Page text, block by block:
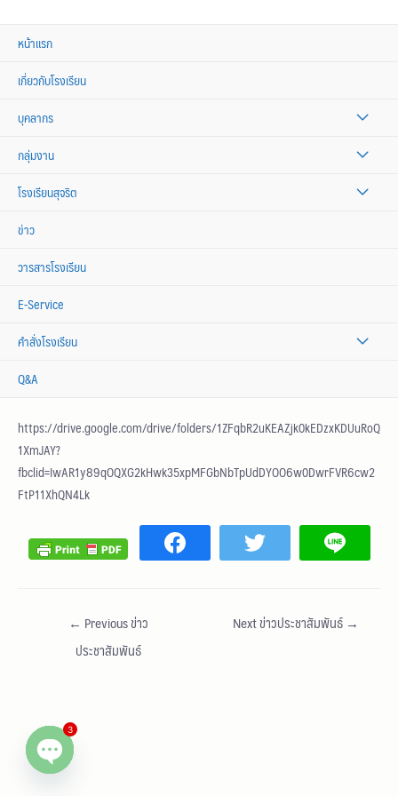
หน้าแรก
เกี่ยวกับโรงเรียน
บุคลากร
กลุ่มงาน
โรงเรียนสุจริต
ข่าว
วารสารโรงเรียน
E-Service
คำสั่งโรงเรียน
Q&A
https://drive.google.com/drive/folders/1ZFqbR2uKEAZjk0kEDzxKDUuRoQ
1XmJAY?
fbclid=IwAR1y89qOQXG2kHwk35xpMFGbNbTpUdDYOO6w0DwrFVR6cw2
FtP11XhQN4Lk
← Previous ข่าว
ประชาสัมพันธ์
Next ข่าวประชาสัมพันธ์ →
3